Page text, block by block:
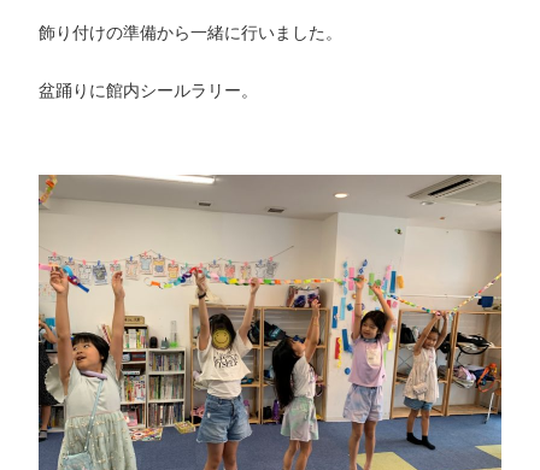
飾り付けの準備から一緒に行いました。
盆踊りに館内シールラリー。